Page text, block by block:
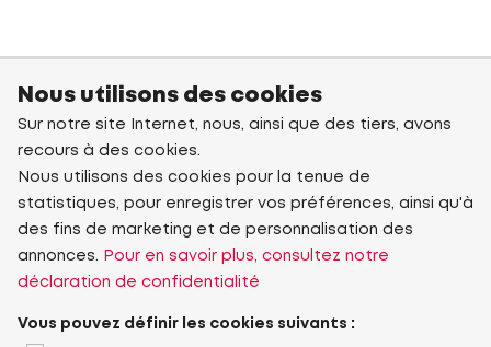
Nous utilisons des cookies
Sur notre site Internet, nous, ainsi que des tiers, avons
recours à des cookies.
Nous utilisons des cookies pour la tenue de
statistiques, pour enregistrer vos préférences, ainsi qu'à
des fins de marketing et de personnalisation des
annonces.
Pour en savoir plus, consultez notre
déclaration de confidentialité
Vous pouvez définir les cookies suivants :